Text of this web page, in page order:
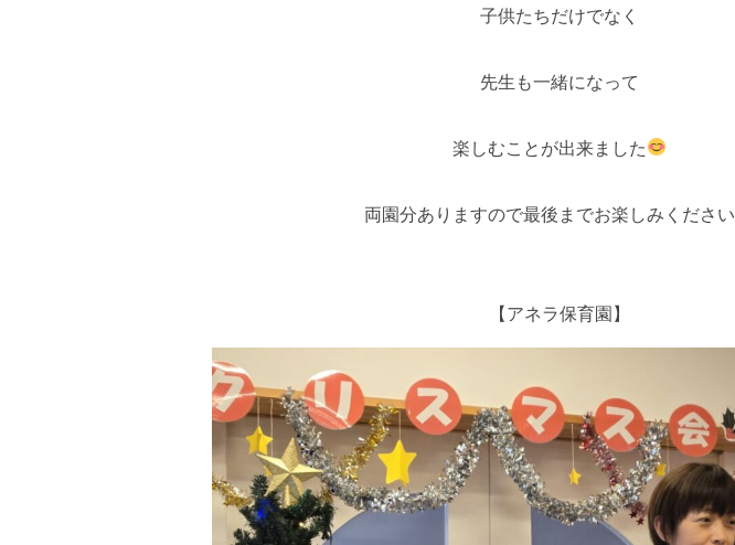
子供たちだけでなく
先生も一緒になって
楽しむことが出来ました
両園分ありますので最後までお楽しみください
【アネラ保育園】